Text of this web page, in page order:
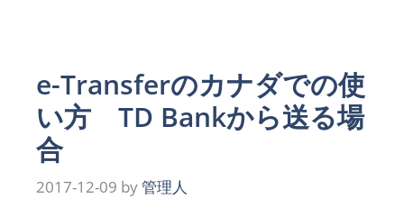
e-Transferのカナダでの使
い方 TD Bankから送る場
合
2017-12-09 by管理人